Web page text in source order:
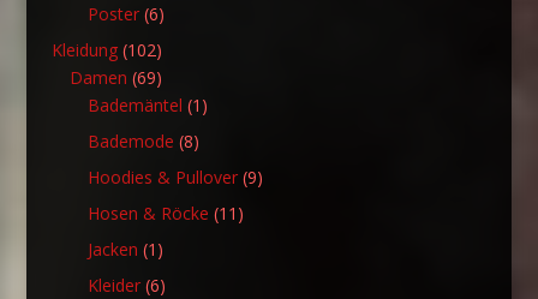
Poster 66
Produkte
Kleidung 102102
Produkte
Damen 6969
Produkte
Bademäntel 1 1
Bademode 88
Produkte
Hoodies & Pullover 99
Hosen & Röcke 11 11
Jacken 1 1
Produkt
Kleider 66